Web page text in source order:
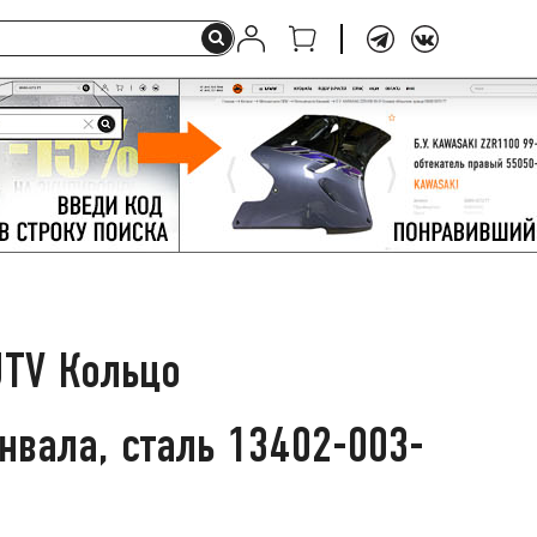
Кольцо
сталь 13402-003-